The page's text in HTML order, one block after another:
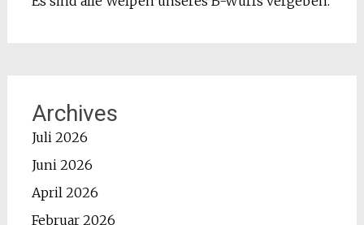
Archives
Juli 2026
Juni 2026
April 2026
Februar 2026